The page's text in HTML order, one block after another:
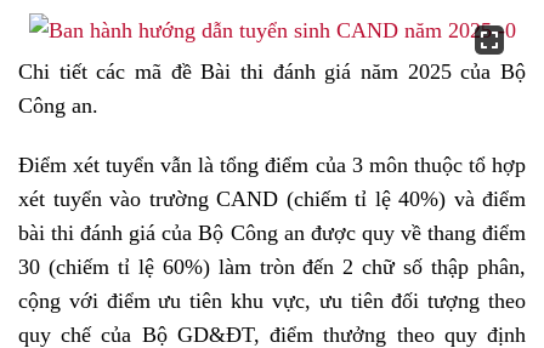
Chi tiết các mã đề Bài thi đánh giá năm 2025 của Bộ
Công an.
Điểm xét tuyển vẫn là tổng điểm của 3 môn thuộc tổ hợp
xét tuyển vào trường CAND (chiếm tỉ lệ 40%) và điểm
bài thi đánh giá của Bộ Công an được quy về thang điểm
30 (chiếm tỉ lệ 60%) làm tròn đến 2 chữ số thập phân,
cộng với điểm ưu tiên khu vực, ưu tiên đối tượng theo
quy chế của Bộ GD&ĐT, điểm thưởng theo quy định